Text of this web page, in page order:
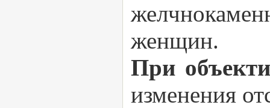
женщин.
При
изменения